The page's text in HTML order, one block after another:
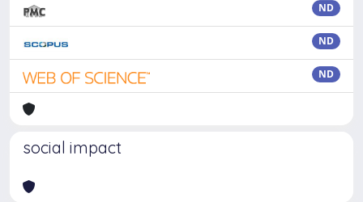
ND
ND
ND
social impact